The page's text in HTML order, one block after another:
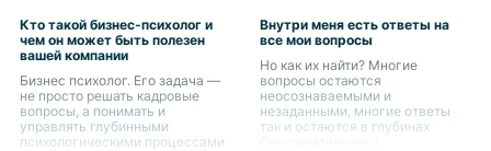
Кто такой бизнес-психолог и
чем он может быть полезен
вашей компании
Бизнес психолог. Его задача —
не просто решать кадровые
вопросы, а понимать и
управлять глубинными
психологическими процессами
Внутри меня есть ответы на
все мои вопросы
Но как их найти? Многие
вопросы остаются
неосознаваемыми и
незаданными, многие ответы
так и остаются в глубинах